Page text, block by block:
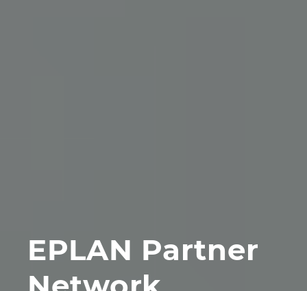
EPLAN Partner